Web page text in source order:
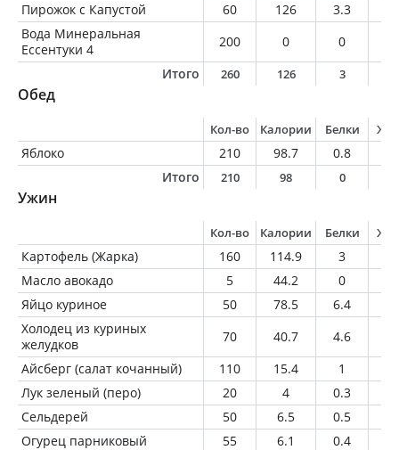
Пирожок с Капустой 60 126 3.3
Вода Минеральная
Ессентуки 4
200 0 0
Итого
260 126 3
Обед
Кол-во Калории Белки
Яблоко 210 98.7 0.8
Итого
210 98 0
Ужин
Кол-во Калории Белки
Картофель (Жарка) 160 114.9 3
Масло авокадо
5 44.2 0
Яйцо куриное
50 78.5 6.4
Холодец из куриных
желудков
70 40.7 4.6
Айсберг (салат кочанный)
110 15.4 1
Лук зеленый (перо)
20 4 0.3
Сельдерей
50 6.5 0.5
Огурец парниковый
55 6.1 0.4